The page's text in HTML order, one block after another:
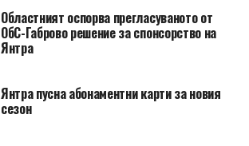
Областният оспорва прегласуваното от
ОбС-Габрово решение за спонсорство на
Янтра
Янтра пусна абонаментни карти за новия
сезон